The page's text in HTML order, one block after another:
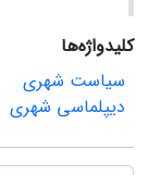
کلیدواژه‌ها
سیاست شهری
دیپلماسی شهری